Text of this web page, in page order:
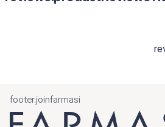
footer.joinfarmasi